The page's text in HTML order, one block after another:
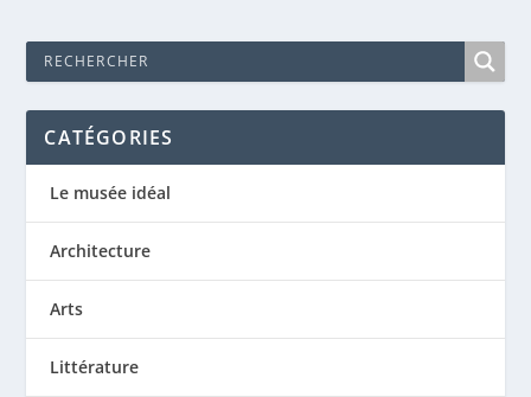
CATÉGORIES
Le musée idéal
Architecture
Arts
Littérature